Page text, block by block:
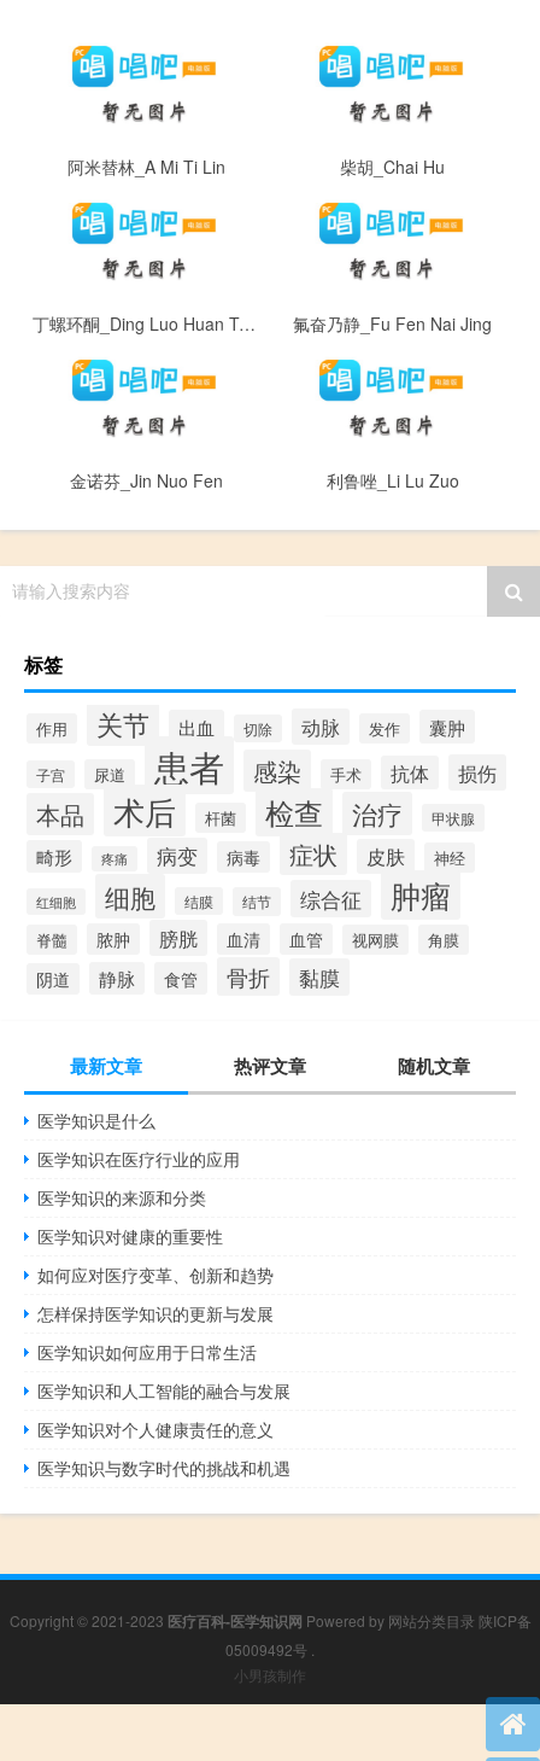
阿米替林_A Mi Ti Lin 柴胡_Chai Hu
丁螺环酮_Ding Luo Huan Tong 氟奋乃静_Fu Fen Nai Jing
金诺芬_Jin Nuo Fen 利鲁唑_Li Lu Zuo
请输入搜索内容
标签
作用 关节 出血 切除 动脉 发作 囊肿
子宫 尿道 患者 感染 手术 抗体 损伤
本品 术后 杆菌 检查 治疗 甲状腺
畸形 疼痛 病变 病毒 症状 皮肤 神经
红细胞 细胞 结膜 结节 综合征 肿瘤
脊髓 脓肿 膀胱 血清 血管 视网膜 角膜
阴道 静脉 食管 骨折 黏膜
最新文章 热评文章 随机文章
医学知识是什么
医学知识在医疗行业的应用
医学知识的来源和分类
医学知识对健康的重要性
如何应对医疗变革、创新和趋势
怎样保持医学知识的更新与发展
医学知识如何应用于日常生活
医学知识和人工智能的融合与发展
医学知识对个人健康责任的意义
医学知识与数字时代的挑战和机遇
Copyright © 2021-2023 医疗百科-医学知识网 Powered by 网站分类目录 陕ICP备
05009492号
小男孩制作